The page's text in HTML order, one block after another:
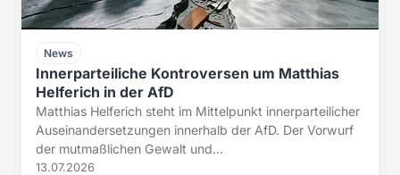
News
Innerparteiliche Kontroversen um Matthias
Helferich in der AfD
Matthias Helferich steht im Mittelpunkt innerparteilicher
Auseinandersetzungen innerhalb der AfD. Der Vorwurf
der mutmaßlichen Gewalt und...
13.07.2026